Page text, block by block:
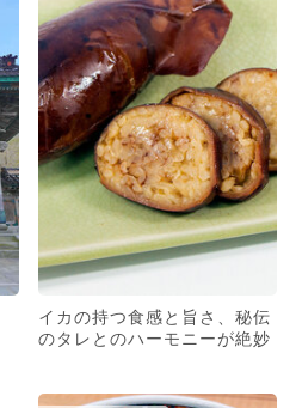
イカの持つ食感と旨さ、秘伝
のタレとのハーモニーが絶妙